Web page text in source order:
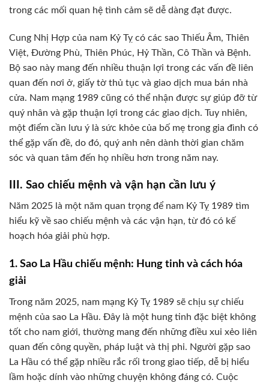
trong các mối quan hệ tình cảm sẽ dễ dàng đạt được.
Cung Nhị Hợp của nam Kỷ Tỵ có các sao Thiếu Âm, Thiên
Việt, Đường Phù, Thiên Phúc, Hỷ Thần, Cô Thần và Bệnh.
Bộ sao này mang đến nhiều thuận lợi trong các vấn đề liên
quan đến nơi ở, giấy tờ thủ tục và giao dịch mua bán nhà
cửa. Nam mạng 1989 cũng có thể nhận được sự giúp đỡ từ
quý nhân và gặp thuận lợi trong các giao dịch. Tuy nhiên,
một điểm cần lưu ý là sức khỏe của bố mẹ trong gia đình có
thể gặp vấn đề, do đó, quý anh nên dành thời gian chăm
sóc và quan tâm đến họ nhiều hơn trong năm nay.
III. Sao chiếu mệnh và vận hạn cần lưu ý
Năm 2025 là một năm quan trọng để nam Kỷ Tỵ 1989 tìm
hiểu kỹ về sao chiếu mệnh và các vận hạn, từ đó có kế
hoạch hóa giải phù hợp.
1. Sao La Hầu chiếu mệnh: Hung tinh và cách hóa
giải
Trong năm 2025, nam mạng Kỷ Tỵ 1989 sẽ chịu sự chiếu
mệnh của sao La Hầu. Đây là một hung tinh đặc biệt không
tốt cho nam giới, thường mang đến những điều xui xẻo liên
quan đến công quyền, pháp luật và thị phi. Người gặp sao
La Hầu có thể gặp nhiều rắc rối trong giao tiếp, dễ bị hiểu
lầm hoặc dính vào những chuyện không đáng có. Cuộc